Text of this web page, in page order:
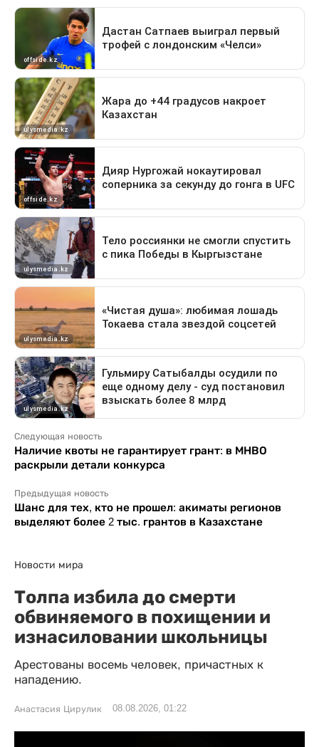
Следующая новость
Наличие квоты не гарантирует грант: в МНВО
раскрыли детали конкурса
Предыдущая новость
Шанс для тех, кто не прошел: акиматы регионов
выделяют более 2 тыс. грантов в Казахстане
Новости мира
Толпа избила до смерти
обвиняемого в похищении и
изнасиловании школьницы
Арестованы восемь человек, причастных к
нападению.
Анастасия Цирулик 08.08.2026, 01:22